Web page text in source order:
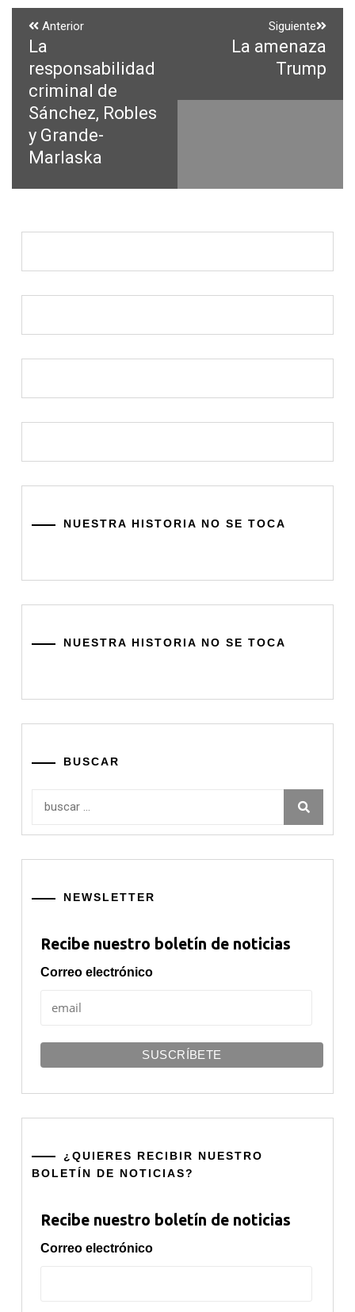
Navegación
de
entradas
Anterior
Entrada
anterior:
La
responsabilidad
criminal de
Sánchez, Robles
y Grande-
Marlaska
Siguiente
La amenaza
Trump
NUESTRA HISTORIA NO SE TOCA
NUESTRA HISTORIA NO SE TOCA
BUSCAR
NEWSLETTER
Recibe nuestro boletín de noticias
Correo electrónico
¿QUIERES RECIBIR NUESTRO
BOLETÍN DE NOTICIAS?
Recibe nuestro boletín de noticias
Correo electrónico